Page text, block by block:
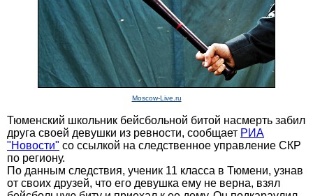
Moscow-Live.ru
Тюменский школьник бейсбольной битой насмерть забил
друга своей девушки из ревности, сообщает РИА
"Новости" со ссылкой на следственное управление СКР
по региону.
По данным следствия, ученик 11 класса в Тюмени, узнав
от своих друзей, что его девушка ему не верна, взял